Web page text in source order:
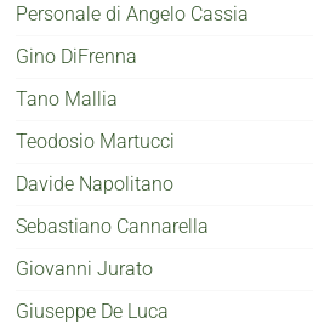
Personale di Angelo Cassia
Gino DiFrenna
Tano Mallia
Teodosio Martucci
Davide Napolitano
Sebastiano Cannarella
Giovanni Jurato
Giuseppe De Luca